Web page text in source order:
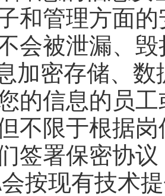
和管理方面
会被泄漏、
加密存储、
的信息的员
不限于根据
签署保密协
按现有技术